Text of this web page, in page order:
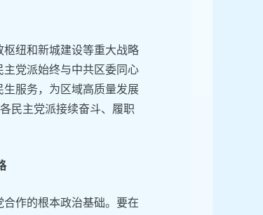
纽和新城建设等重大战略
党派始终与中共区委同心
服务，为区域高质量发展
民主党派接续奋斗、履职
作的根本政治基础。要在